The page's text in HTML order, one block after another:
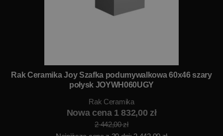
Rak Ceramika Joy Szafka podumywalkowa 60x46 szary
połysk JOYWH060UGY
Rak Ceramika
Nowa cena 1 832,00 zł
2 442,00 zł